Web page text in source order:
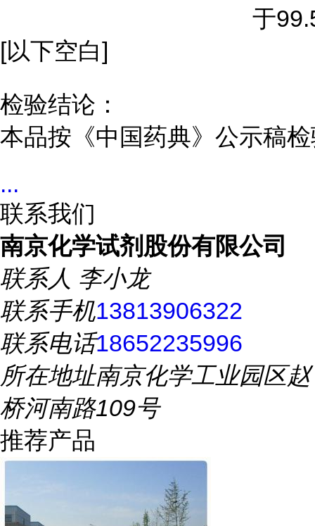
于
[以下空白]
检验结论：
本品按《中国药典》公示稿
...
联系我们
南京化学试剂股份有限公司
联系人 李小龙
联系手机13813906322
联系电话18652235996
所在地址南京化学工业园区赵
桥河南路109号
推荐产品